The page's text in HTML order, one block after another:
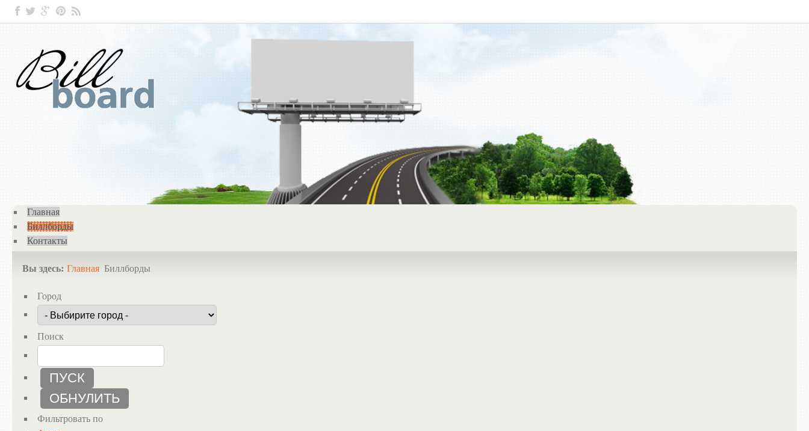
Главная
Биллборды
Контакты
Вы здесь: Главная Биллборды
Город
Поиск
Фильтровать по